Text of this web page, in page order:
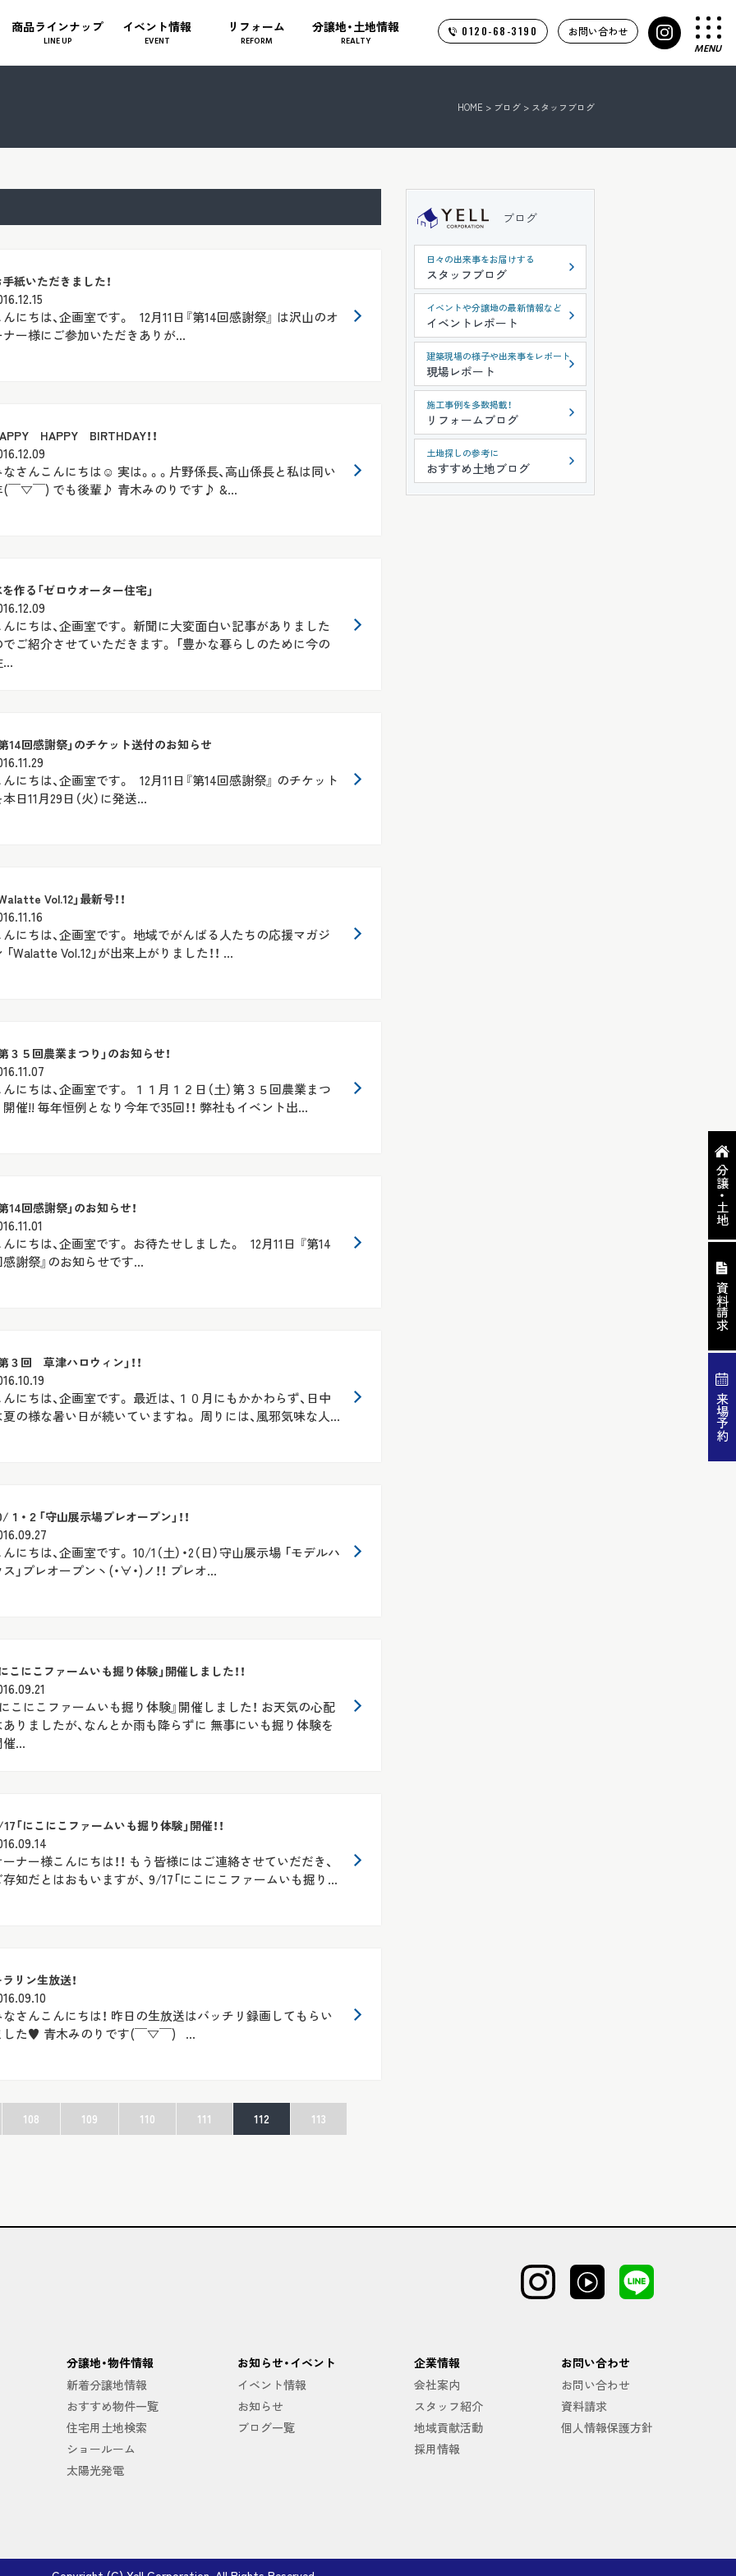
商品ラインナップ
LINE UP
イベント情報
EVENT
リフォーム
REFORM
分譲地・土地情報
REALTY
0120-68-3190 お問い合わせ
MENU
HOME > ブログ > スタッフブログ
紙いただきました！
にちは、企画室です。 12月11日『第14回感謝祭』 は沢山のオ
ナー様にご参加いただきありが...
HAPPY BIRTHDAY！！
さんこんにちは☺ 実は。。。片野係長、高山係長と私は同い
(￣▽￣) でも後輩♪ 青木みのりです♪ &...
作る「ゼロウオーター住宅」
にちは、企画室です。 新聞に大変面白い記事がありました
でご紹介させていただきます。 「豊かな暮らしのために今の
14回感謝祭」のチケット送付のお知らせ
にちは、企画室です。 12月11日『第14回感謝祭』 のチケット
日11月29日（火）に発送...
Vol.12」最新号！！
んにちは、企画室です。 地域でがんばる人たちの応援マガジ
「Walatte Vol.12」が出来上がりました！！ ...
３５回農業まつり」のお知らせ！
にちは、企画室です。 １１月１２日（土）第３５回農業まつ
催!! 毎年恒例となり今年で35回！！ 弊社もイベント出...
14回感謝祭」のお知らせ！
にちは、企画室です。 お待たせしました。 12月11日 『第14
謝祭』のお知らせです...
３回 草津ハロウィン」！！
にちは、企画室です。 最近は、１０月にもかかわらず、日中
夏の様な暑い日が続いていますね。 周りには、風邪気味な人...
１・２「守山展示場プレオープン」！！
にちは、企画室です。 10/1（土）・2（日）守山展示場 「モデルハ
」プレオープンヽ(・∀・)ノ！！ プレオ...
こにこファームいも掘り体験」開催しました！！
こにこファームいも掘り体験』開催しました！ お天気の心配
ありましたが、なんとか雨も降らずに 無事にいも掘り体験を
...
「にこにこファームいも掘り体験」開催！！
ナー様こんにちは！！ もう皆様にはご連絡させていだだき、
知だとはおもいますが、 9/17「にこにこファームいも掘り...
リン生放送！
なさんこんにちは！ 昨日の生放送はバッチリ録画してもらい
した♥ 青木みのりです(￣▽￣) ...
108 109 110 111 112 113
ブログ
日々の出来事をお届けする
スタッフブログ
イベントや分譲地の最新情報など
イベントレポート
建築現場の様子や出来事をレポート
現場レポート
施工事例を多数掲載！
リフォームブログ
土地探しの参考に
おすすめ土地ブログ
分譲地・物件情報
新着分譲地情報
おすすめ物件一覧
住宅用土地検索
ショールーム
太陽光発電
お知らせ・イベント
イベント情報
お知らせ
ブログ一覧
企業情報
会社案内
スタッフ紹介
地域貢献活動
採用情報
お問い合わせ
お問い合わせ
資料請求
個人情報保護方針
分譲・土地
資料請求
来場予約